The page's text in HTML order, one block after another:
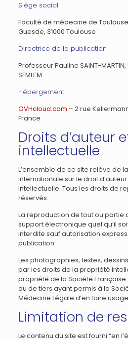
Siège social
Faculté de médecine de
Guesde, 31000 Toulouse
Directrice de la publication
Professeur Pauline SAINT-
SFMLEM
Hébergement
OVHcloud.com – 2 rue
France
Droits d’auteur
intellectuelle
L’ensemble de ce site relève de
internationale sur le droit
intellectuelle. Tous les droits de
réservés.
La reproduction de tout ou partie
support électronique quel qu’il
interdite sauf autorisation
publication.
Les photographies, textes,
par les droits de la propriété
propriété de la Société
ou de tiers ayant permis à la
Médecine Légale d’en faire
Limitation de
Le contenu du site est fourni “en